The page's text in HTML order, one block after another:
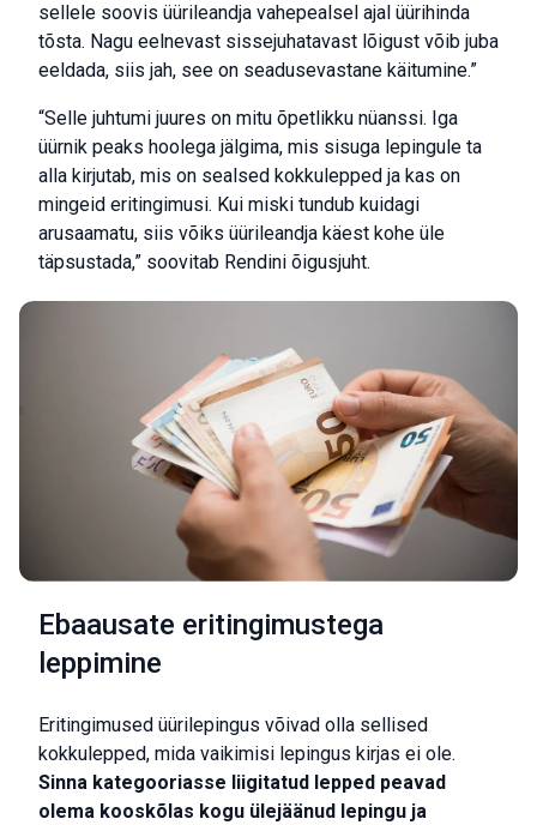
sellele soovis üürileandja vahepealsel ajal üürihinda
tõsta. Nagu eelnevast sissejuhatavast lõigust võib juba
eeldada, siis jah, see on seadusevastane käitumine.”
“Selle juhtumi juures on mitu õpetlikku nüanssi. Iga
üürnik peaks hoolega jälgima, mis sisuga lepingule ta
alla kirjutab, mis on sealsed kokkulepped ja kas on
mingeid eritingimusi. Kui miski tundub kuidagi
arusaamatu, siis võiks üürileandja käest kohe üle
täpsustada,” soovitab Rendini õigusjuht.
Ebaausate eritingimustega
leppimine
Eritingimused üürilepingus võivad olla sellised
kokkulepped, mida vaikimisi lepingus kirjas ei ole.
Sinna kategooriasse liigitatud lepped peavad
olema kooskõlas kogu ülejäänud lepingu ja